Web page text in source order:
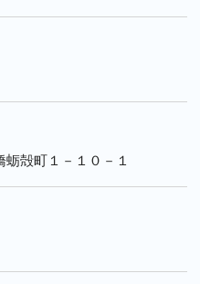
殻町１－１０－１